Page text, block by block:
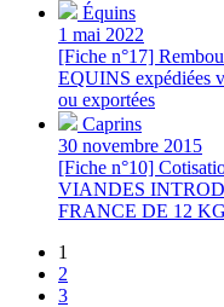
Équins
1 mai 2022
[Fiche n°17]
EQUINS expédiées
ou exportées
Caprins
30 novembre 2015
[Fiche n°10]
VIANDES
FRANCE DE 12
1
2
3